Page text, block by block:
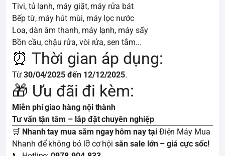
Tivi, tủ lạnh, máy giặt, máy rửa bát
Bếp từ, máy hút mùi, máy lọc nước
Loa, dàn âm thanh, máy lạnh, máy sấy
Bồn cầu, chậu rửa, vòi rửa, sen tắm...
⏰ Thời gian áp dụng:
Từ 30/04/2025 đến 12/12/2025.
🎁 Ưu đãi đi kèm:
Miễn phí giao hàng nội thành
Tư vấn tận tâm – lắp đặt chuyên nghiệp
🛒 Nhanh tay mua sắm ngay hôm nay tại Điện Máy Mua
Nhanh để không bỏ lỡ cơ hộisăn sale lớn – giá cực sốc!